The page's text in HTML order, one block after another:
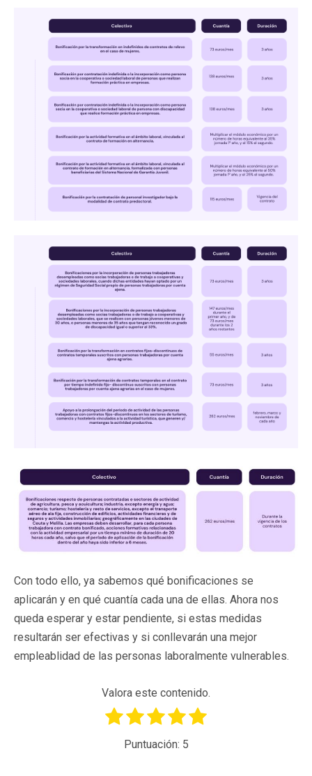
Con todo ello, ya sabemos qué bonificaciones se
aplicarán y en qué cuantía cada una de ellas. Ahora nos
queda esperar y estar pendiente, si estas medidas
resultarán ser efectivas y si conllevarán una mejor
empleablidad de las personas laboralmente vulnerables.
Valora este contenido.
Puntuación: 5